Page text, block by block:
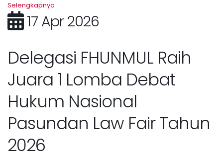
Selengkapnya
17 Apr 2026
Delegasi FHUNMUL Raih
Juara 1 Lomba Debat
Hukum Nasional
Pasundan Law Fair Tahun
2026